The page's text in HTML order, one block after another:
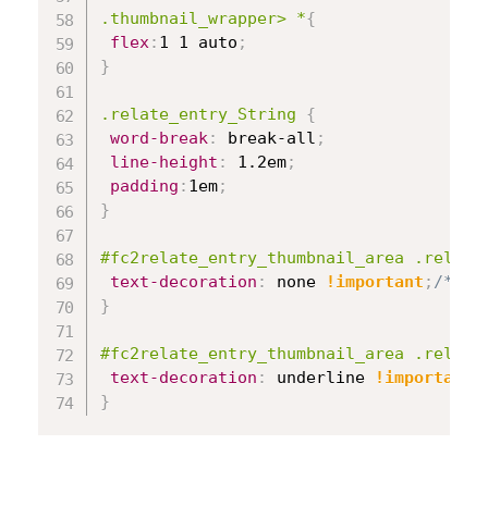
.thumbnail_wrapper> *{
flex: 1 1 auto ;
}
.relate_entry_String
{
word-break: break-all ;
line-height : 1.2em;
padding : 1em;
}
#fc2relate_entry_thumbnail_area
text-decoration : none !important ; /* テ
}
#fc2relate_entry_thumbnail_area
text-decoration : underline !important
}